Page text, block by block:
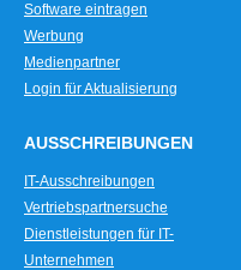
Software eintragen
Werbung
Medienpartner
Login für Aktualisierung
AUSSCHREIBUNGEN
IT-Ausschreibungen
Vertriebspartnersuche
Dienstleistungen für IT-
Unternehmen